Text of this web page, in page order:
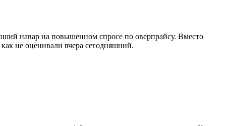
навар на повышенном спросе по оверпрайсу. Вместо
не оценивали вчера сегодняшний.